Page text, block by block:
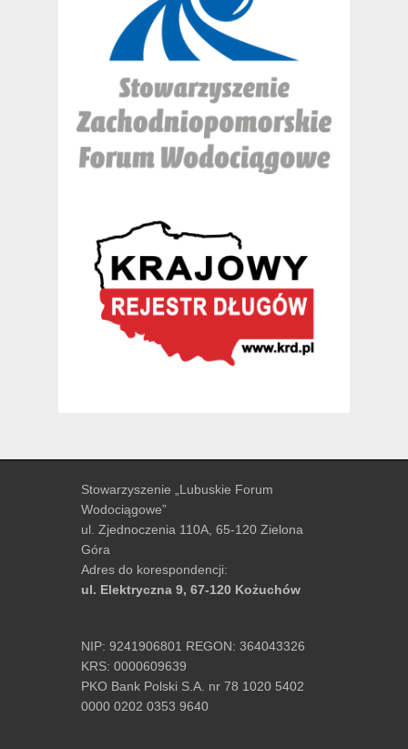
Stowarzyszenie „Lubuskie Forum
Wodociągowe”
ul. Zjednoczenia 110A, 65-120 Zielona
Góra
Adres do korespondencji:
ul. Elektryczna 9, 67-120 Kożuchów
NIP: 9241906801 REGON: 364043326
KRS: 0000609639
PKO Bank Polski S.A. nr 78 1020 5402
0000 0202 0353 9640